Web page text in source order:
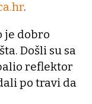
.
je dobro
Došli su sa
reflektor
po travi da